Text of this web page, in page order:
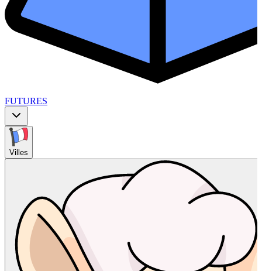
FUTURES
Villes